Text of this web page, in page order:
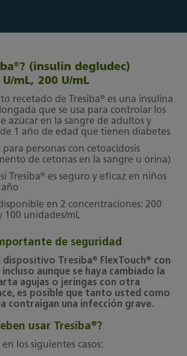
®? (insulin degludec)
mL, 200 U/mL
recetado de Tresiba®
es una insulina
que se usa para controlar los
azúcar en la sangre de adultos y
1 año de edad que tienen diabetes
para personas con cetoacidosis
de cetonas en la sangre u orina)
Tresiba®
es seguro y eficaz en niños
año
en 2 concentraciones: 200
100 unidades/mL
de seguridad
dispositivo Tresiba ® FlexTouch ®
con
aunque se haya cambiado la
agujas o jeringas con otra
es posible que tanto usted como
contraigan una infección grave.
usar Tresiba®?
en los siguientes casos: